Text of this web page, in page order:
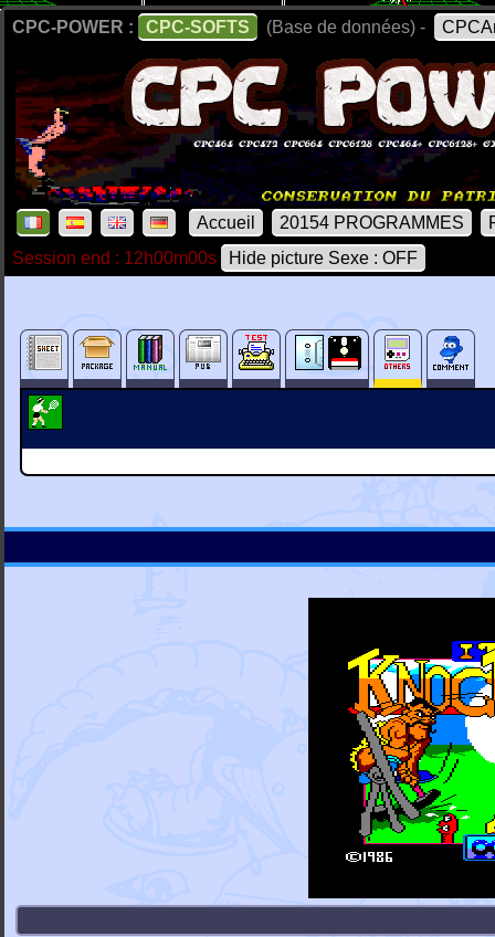
CPC-POWER : CPC-SOFTS (Base de données) -
Accueil 20154 PROGRAMMES
Session end : 12h00m00s
Hide picture Sexe : OFF